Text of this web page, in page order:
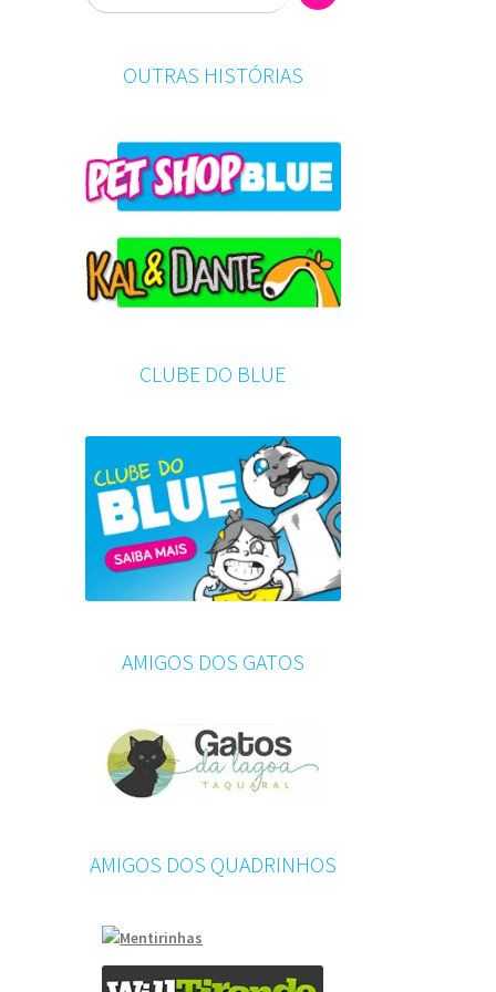
OUTRAS HISTÓRIAS
CLUBE DO BLUE
AMIGOS DOS GATOS
AMIGOS DOS QUADRINHOS